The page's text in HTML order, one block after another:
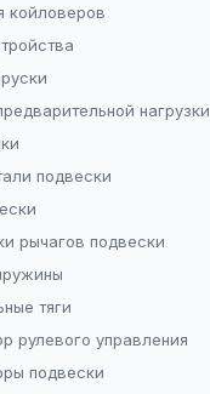
койловеров
нагрузки
подвески
рычагов подвески
тяги
рулевого управления
подвески